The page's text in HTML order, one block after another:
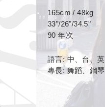
165cm / 48kg
33"/26"/34.5"
90 年次
語言: 中、台、英
專長: 舞蹈、鋼琴